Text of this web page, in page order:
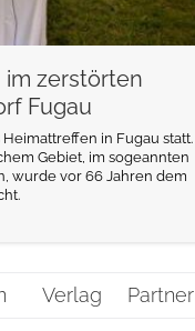
zerstörten
Fugau
in Fugau statt.
Gebiet, im sogeannten
wurde vor 66 Jahren dem
Verlag Partner